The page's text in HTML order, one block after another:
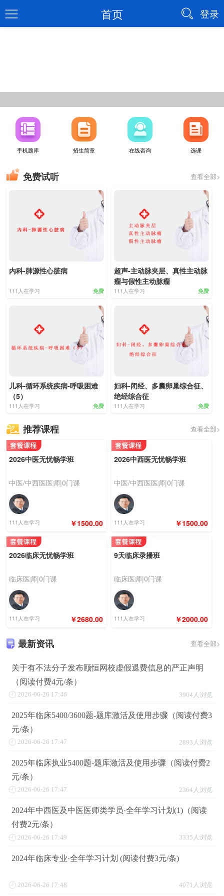
首页 登录
手机题库 招生简章 在线咨询 选课
查看全部>
免费试听
内科-肺源性心脏病
111人在学习 免费
超声-主动脉夹层、真性主动脉
瘤与假性主动脉瘤
111人在学习 免费
儿科-循环系统疾病-呼吸困难
（5）
111人在学习 免费
妇科-闭经、多囊卵巢综合征、
绝经综合征
111人在学习 免费
查看全部>
推荐课程
2026中医无忧畅学班
中医/中西医医师|0门课
111人在学习 ￥1500.00
2026中西医无忧畅学班
中医/中西医医师|0门课
111人在学习 ￥1500.00
2026临床无忧畅学班
临床医师|0门课
111人在学习 ￥2680.00
9天临床录播班
临床医师|0门课
111人在学习 ￥2000.00
查看全部>
最新资讯
关于有不法分子发布颐恒网校虚假退费信息的严正声明
（阅读付费4元/条）
2026-06-26 17:46 3904人浏览
2025年临床5400/3600题-题库激活及使用步骤（阅读付费3
元/条）
2026-06-26 17:47 2893人浏览
2025年临床执业5400题-题库激活及使用步骤（阅读付费2
元/条）
2026-06-26 17:47 2364人浏览
2024年中西医及中医医师类学员·全年学习计划(1)（阅读
付费2元/条）
2026-06-26 17:49 3335人浏览
2024年临床专业·全年学习计划 (阅读付费3元/条)
2026-06-26 17:48 4071人浏览